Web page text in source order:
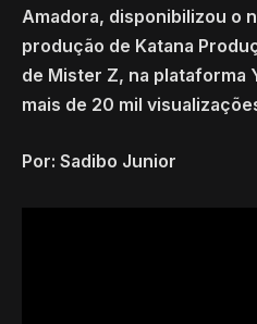
Amadora, disponibilizou o
produção de Katana
de Mister Z, na plataforma
mais de 20 mil
Por: Sadibo Junior